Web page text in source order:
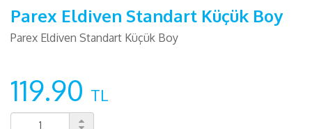
Parex Eldiven Standart Küçük Boy
Parex Eldiven Standart Küçük Boy
119.90 TL